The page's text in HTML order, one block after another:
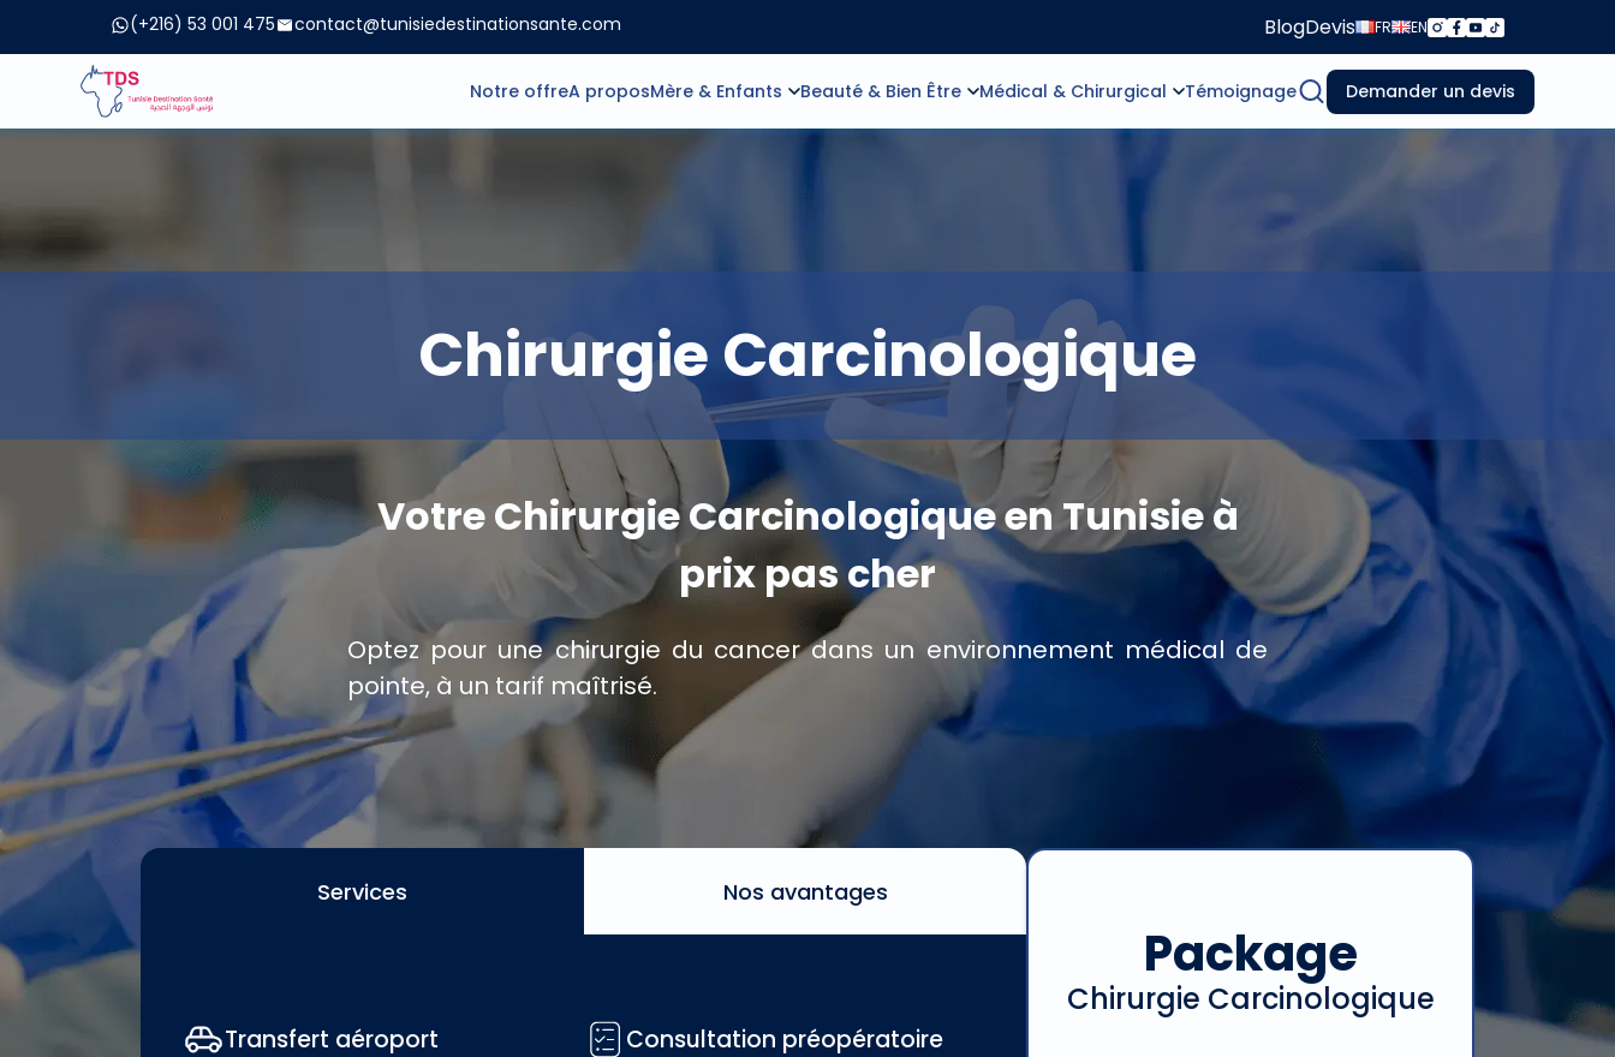
(+216) 53 001 475 contact@tunisiedestinationsante.com BlogDevis FR EN
Notre offreA proposMère & Enfants Beauté & Bien Être Médical & Chirurgical Témoignage Demander un devis
Chirurgie Carcinologique
Votre Chirurgie Carcinologique en Tunisie à
prix pas cher
Optez pour une chirurgie du cancer dans un environnement médical de
pointe, à un tarif maîtrisé.
Services Nos avantages
Transfert aéroport Consultation préopératoire
Package
Chirurgie Carcinologique